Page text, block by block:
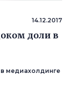
14.12.2017
доли в
медиахолдинге